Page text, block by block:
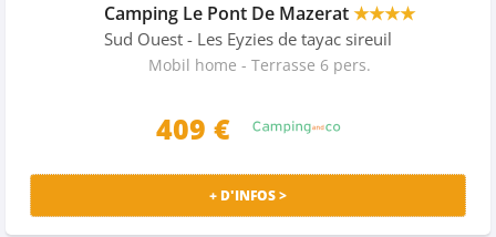
Camping Le Pont De Mazerat★★★★
Sud Ouest - Les Eyzies de tayac sireuil
Mobil home - Terrasse 6 pers.
409 €
+ D'INFOS >